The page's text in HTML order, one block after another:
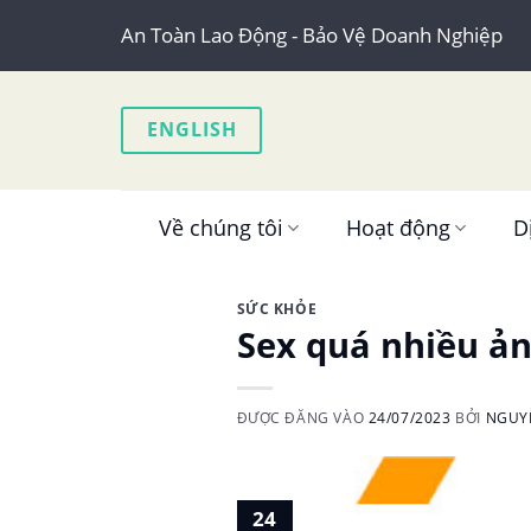
content
An Toàn Lao Động - Bảo Vệ Doanh Nghiệp
ENGLISH
Về chúng tôi Hoạt động
SỨC KHỎE
Sex quá nhiều
ĐƯỢC ĐĂNG VÀO 24/07/2023 BỞI
24